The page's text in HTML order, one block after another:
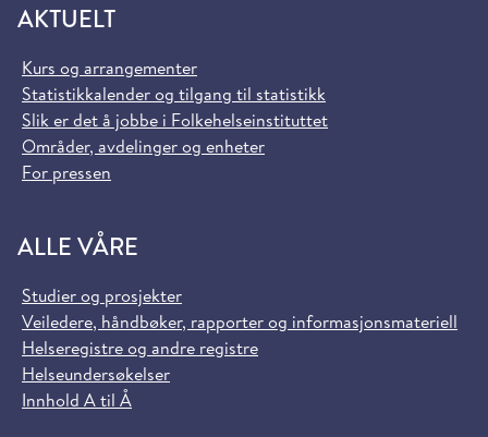
AKTUELT
Kurs og arrangementer
Statistikkalender og tilgang til statistikk
Slik er det å jobbe i Folkehelseinstituttet
Områder, avdelinger og enheter
For pressen
ALLE VÅRE
Studier og prosjekter
Veiledere, håndbøker, rapporter og informasjonsmateriell
Helseregistre og andre registre
Helseundersøkelser
Innhold A til Å